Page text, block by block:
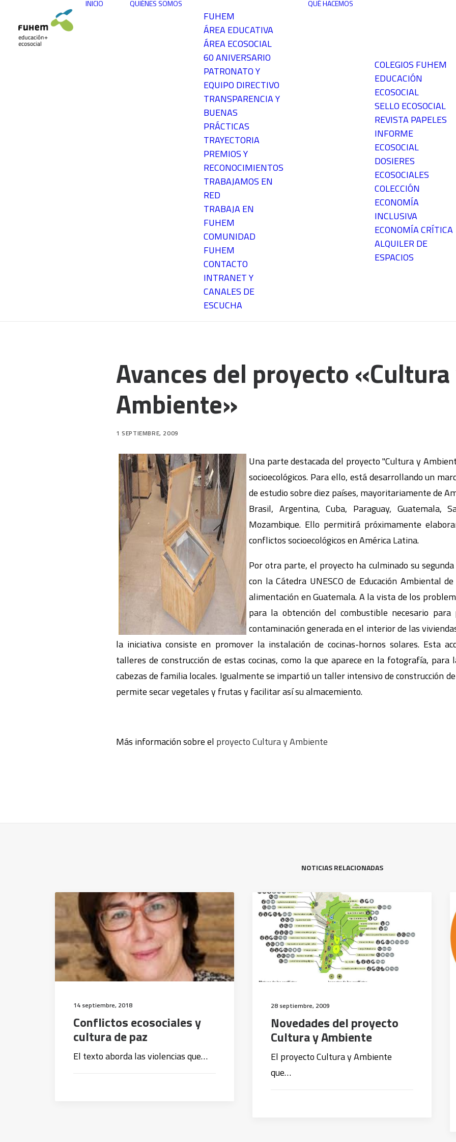
INICIO QUIÉNES SOMOS
FUHEM
ÁREA EDUCATIVA
ÁREA ECOSOCIAL
60 ANIVERSARIO
PATRONATO Y
EQUIPO DIRECTIVO
TRANSPARENCIA Y
BUENAS
PRÁCTICAS
TRAYECTORIA
PREMIOS Y
RECONOCIMIENTOS
TRABAJAMOS EN
RED
TRABAJA EN
FUHEM
COMUNIDAD
FUHEM
CONTACTO
INTRANET Y
CANALES DE
ESCUCHA
QUÉ HACEMOS
COLEGIOS FUHEM
EDUCACIÓN
ECOSOCIAL
SELLO ECOSOCIAL
REVISTA PAPELES
INFORME
ECOSOCIAL
DOSIERES
ECOSOCIALES
COLECCIÓN
ECONOMÍA
INCLUSIVA
ECONOMÍA CRÍTICA
ALQUILER DE
ESPACIOS
Avances del proyecto
Ambiente»
1 SEPTIEMBRE, 2009
Una parte destacada del proyecto "Cultura y
socioecológicos. Para ello, está desarrollando un
de estudio sobre diez países, mayoritariamente de
Brasil, Argentina, Cuba, Paraguay, Guatemala,
Mozambique. Ello permitirá próximamente
conflictos socioecológicos en América Latina.
Por otra parte, el proyecto ha culminado su
con la Cátedra UNESCO de Educación Ambiental
alimentación en Guatemala. A la vista de los
para la obtención del combustible necesario
contaminación generada en el interior de las
la iniciativa consiste en promover la instalación de cocinas-hornos solares. Esta
talleres de construcción de estas cocinas, como la que aparece en la fotografía, para
cabezas de familia locales. Igualmente se impartió un taller intensivo de construcción
permite secar vegetales y frutas y facilitar así su almacemiento.
Más información sobre el proyecto Cultura y Ambiente
NOTICIAS RELACIONADAS
14 septiembre, 2018
Conflictos ecosociales y
cultura de paz
El texto aborda las violencias que…
28 septiembre, 2009
Novedades del proyecto
Cultura y Ambiente
El proyecto Cultura y Ambiente
que…